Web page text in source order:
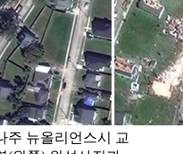
주 뉴올리언스시 교